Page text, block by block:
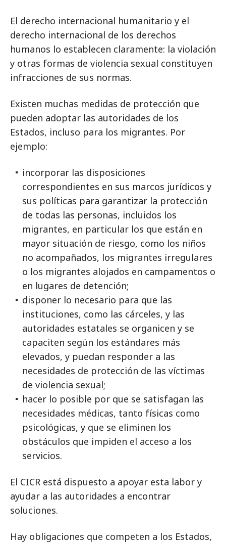
El derecho internacional humanitario y el
derecho internacional de los derechos
humanos lo establecen claramente: la violación
y otras formas de violencia sexual constituyen
infracciones de sus normas.
Existen muchas medidas de protección que
pueden adoptar las autoridades de los
Estados, incluso para los migrantes. Por
ejemplo:
incorporar las disposiciones
correspondientes en sus marcos jurídicos y
sus políticas para garantizar la protección
de todas las personas, incluidos los
migrantes, en particular los que están en
mayor situación de riesgo, como los niños
no acompañados, los migrantes irregulares
o los migrantes alojados en campamentos o
en lugares de detención;
disponer lo necesario para que las
instituciones, como las cárceles, y las
autoridades estatales se organicen y se
capaciten según los estándares más
elevados, y puedan responder a las
necesidades de protección de las víctimas
de violencia sexual;
hacer lo posible por que se satisfagan las
necesidades médicas, tanto físicas como
psicológicas, y que se eliminen los
obstáculos que impiden el acceso a los
servicios.
El CICR está dispuesto a apoyar esta labor y
ayudar a las autoridades a encontrar
soluciones.
Hay obligaciones que competen a los Estados,